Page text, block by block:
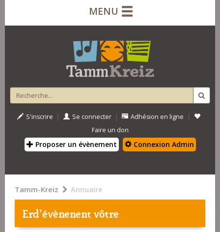
MENU
S'inscrire | Se connecter | Adhésion en ligne |
Faire un don
Proposer un évènement Connexion Admin
Tamm-Kreiz Annuaire
Erd'évènenent vôtre